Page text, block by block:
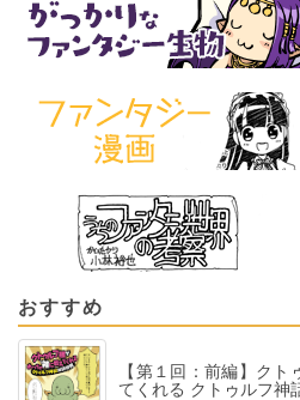
おすすめ
【第１回：前編】クト
てくれる クトゥルフ神